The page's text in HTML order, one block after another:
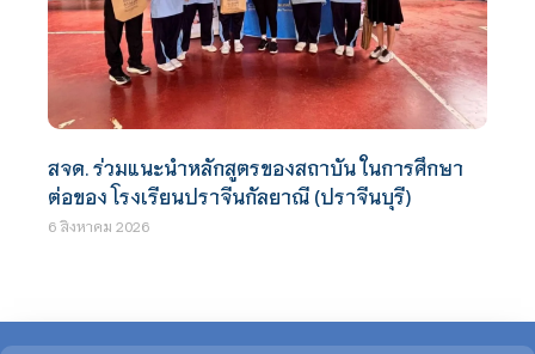
สจด. ร่วมแนะนำหลักสูตรของสถาบัน ในการศึกษา
ต่อของ โรงเรียนปราจีนกัลยาณี (ปราจีนบุรี)
6 สิงหาคม 2026